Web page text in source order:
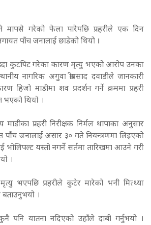
गरेको फेला पारेपछि प्रहरीले एक दिन
पाँच जनालाई छाडेको थियो ।
कुटपिट गरेका कारण मृत्यु भएको आरोप उनका
नागरिक अगुवा श्रीप्रसाद दवाडीले जानकारी
हिजो माडीमा शव प्रदर्शन गर्ने क्रममा प्रहरी
थियो ।
माडीका प्रहरी निरीक्षक निर्मल थापाका अनुसार
पाँच जनालाई असार ३० गते नियन्त्रणमा लिइएको
भोलिपल्ट यस्तो नगर्ने सर्तमा तारिखमा आउने गरी
।
भएपछि प्रहरीले कुटेर मारेको भनी मित्थ्या
।
पनि यातना नदिएको उहाँले दाबी गर्नुभयो ।